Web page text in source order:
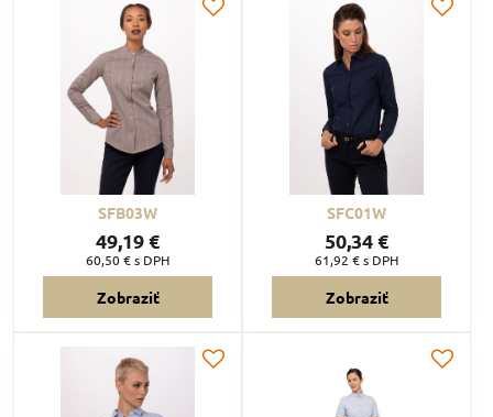
SFB03W
49,19 €
60,50 €s DPH
Zobraziť
SFC01W
50,34 €
61,92 €s DPH
Zobraziť